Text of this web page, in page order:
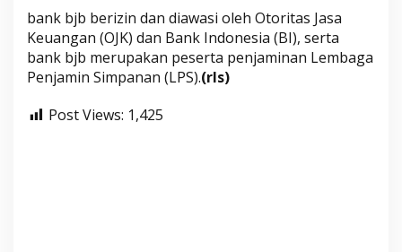
bank bjb berizin dan diawasi oleh Otoritas Jasa
Keuangan (OJK) dan Bank Indonesia (BI), serta
bank bjb merupakan peserta penjaminan Lembaga
Penjamin Simpanan (LPS).(rls)
Post Views: 1,425